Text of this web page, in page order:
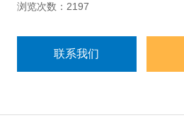
浏览次数：2197
联系我们